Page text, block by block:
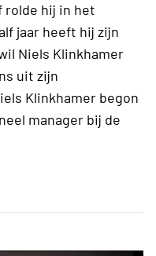
rolde hij in het
jaar heeft hij zijn
Niels Klinkhamer
uit zijn
Klinkhamer begon
manager bij de